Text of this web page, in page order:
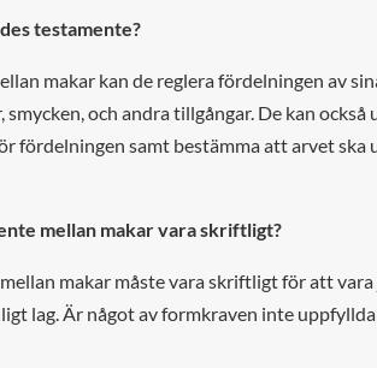
testamente?
makar kan de reglera fördelningen av
och andra tillgångar. De kan
fördelningen samt bestämma att arvet ska
mellan makar vara skriftligt?
makar måste vara skriftligt för att
lag. Är något av formkraven inte